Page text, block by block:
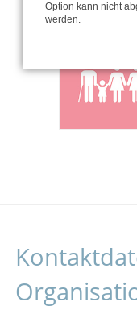
Option kann nicht
werden.